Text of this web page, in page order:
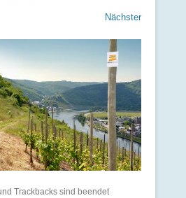
Nächster
Trackbacks sind beendet